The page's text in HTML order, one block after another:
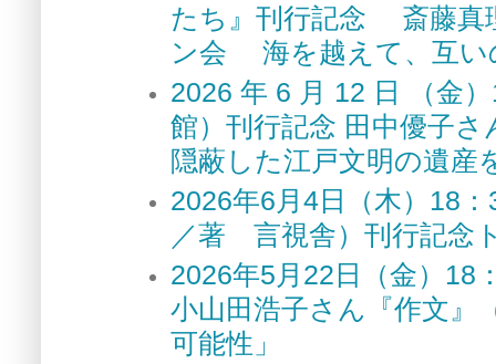
たち』刊行記念 斎藤真
ン会 海を越えて、互い
2026 年 6 月 12 日 （金
館）刊行記念 田中優子
隠蔽した江戸文明の遺産
2026年6月4日（木）18
／著 言視舎）刊行記念
2026年5月22日（金）18
小山田浩子さん『作文』
可能性」